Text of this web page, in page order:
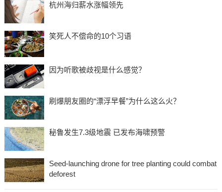
杭州海归薪水涨幅领先
笑死人不偿命的10个习语
因为听歌被歧视是什么感觉？
刷爆朋友圈的“漂浮早餐”为什么这么火？
秘鲁发生7.3级地震 已发布海啸预警
Seed-launching drone for tree planting could combat
deforest